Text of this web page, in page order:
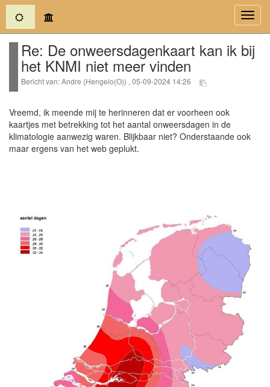
(current)
Re: De onweersdagenkaart kan ik bij
het KNMI niet meer vinden
Bericht van: Andre (Hengelo(O)) , 05-09-2024 14:26
Vreemd, ik meende mij te herinneren dat er voorheen ook
kaartjes met betrekking tot het aantal onweersdagen in de
klimatologie aanwezig waren. Blijkbaar niet? Onderstaande ook
maar ergens van het web geplukt.